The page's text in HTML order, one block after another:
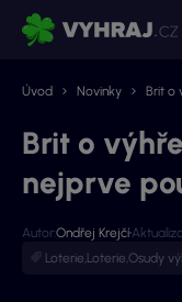
Úvod Novinky Brit o
Brit o
nejprve
Autor:Ondřej Krejčí
Loterie,Loterie,Osudy